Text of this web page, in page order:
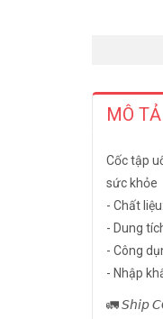
MÔ TẢ
Cốc tập
sức khỏe
- Chất
- Dung
- Công
- Nhập
🚛 𝘚𝘩𝘪𝘱